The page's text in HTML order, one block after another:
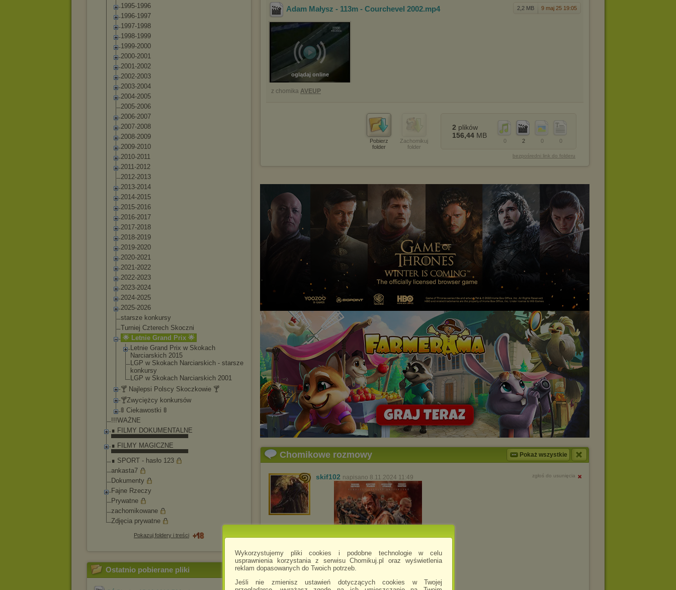
Wykorzystujemy pliki cookies i podobne technologie w celu
usprawnienia korzystania z serwisu Chomikuj.pl oraz wyświetlenia
reklam dopasowanych do Twoich potrzeb.
Jeśli nie zmienisz ustawień dotyczących cookies w Twojej
1995-1996
1996-1997
1997-1998
1998-1999
1999-2000
2000-2001
2001-2002
2002-2003
2003-2004
2004-2005
2005-2006
2006-2007
2007-2008
2008-2009
2009-2010
2010-2011
2011-2012
2012-2013
2013-2014
2014-2015
2015-2016
2016-2017
2017-2018
2018-2019
2019-2020
2020-2021
2021-2022
2022-2023
2023-2024
2024-2025
2025-2026
starsze konkursy
Turniej Czterech Skoczni
🌟 Letnie Grand Prix 🌟
Letnie Grand Prix w Skokach
Narciarskic h 2015
LGP w Skokach Narciarskic h - starsze
konkursy
LGP w Skokach Narciarskic h 2001
🍸 Najlepsi Polscy Skoczkowie 🍸
🍸Zwyciężcy konkursów
🚦 Ciekawostki 🚦
!!!WAŻNE
∎ FILMY DOKUMENTALNE
▀▀▀▀▀▀▀▀▀▀▀▀▀▀▀▀▀
∎ FILMY MAGICZNE
▀▀▀▀▀▀▀▀▀▀▀▀▀▀▀▀▀
∎ SPORT - hasło 123
ankasta7
Dokumenty
Fajne Rzeczy
Prywatne
zachomikowane
Zdjęcia prywatne
Pokazuj foldery i treści
Ostatnio pobierane pliki
2,2 MB 9 maj 25 19:05
Adam Małysz - 113m - Courchevel 2002.mp4
oglądaj online
z chomika AVEUP
Pobierz
folder
Zachomikuj
folder
0
0
2
0
2 plików
156,44 MB
bezpośredni link do folderu
Chomikowe rozmowy Pokaż wszystkie
skif102 napisano 8.11.2024 11:49 zgłoś do usunięcia